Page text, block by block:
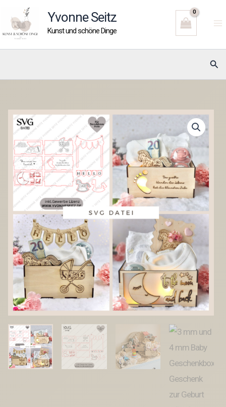
Inhalt
springen
Yvonne Seitz
Kunst und schöne Dinge